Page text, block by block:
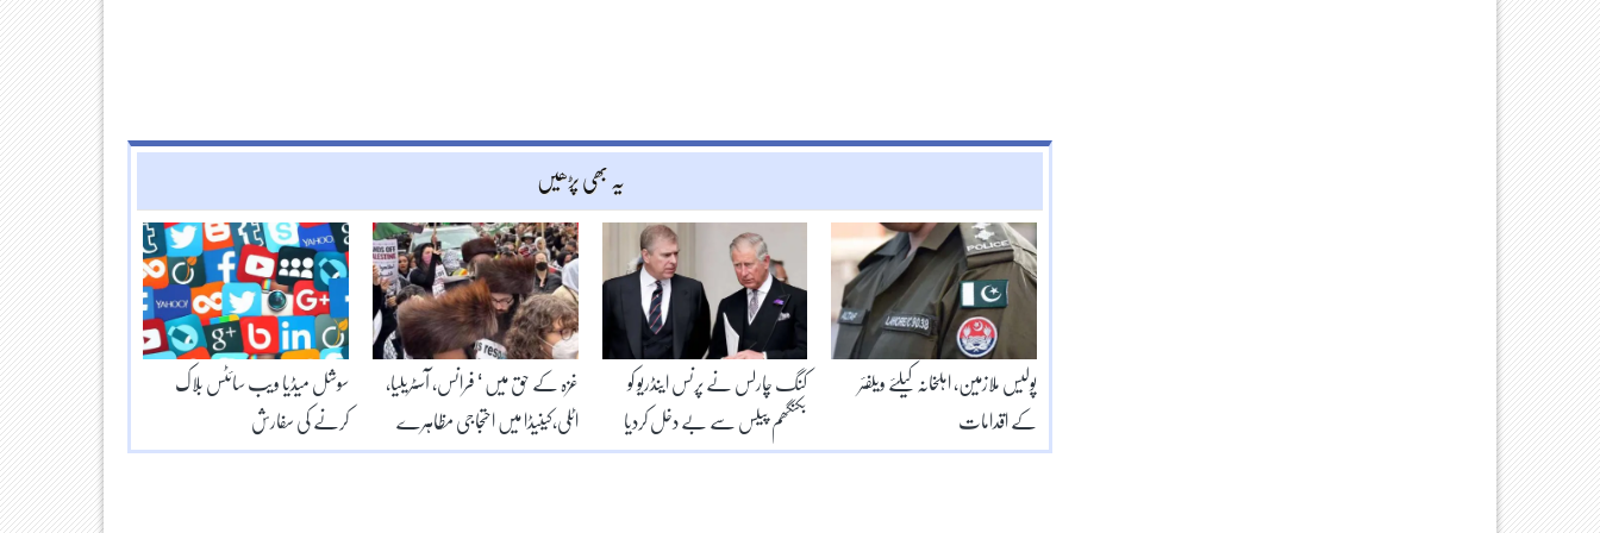
یہ بھی پڑھیں
سوشل میڈیا ویب سائٹس بلاک
کرنے کی سفارش
غزہ کے حق میں ‘ فرانس، آسٹریلیا،
اٹلی،کینیڈا میں احتجاجی مظاہرے
کنگ چارلس نے پرنس اینڈریو کو
بکنگھم پیلس سے بے دخل کردیا
پولیس ملازمین، اہلخانہ کیلئے ویلفئر
کے اقدامات